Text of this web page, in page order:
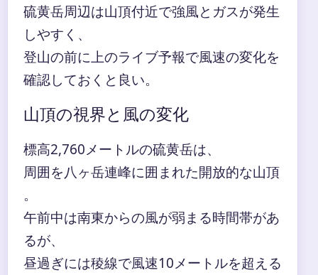
硫黄岳周辺は山頂付近で強風とガスが発生
しやすく、
登山の前に上のライブ予報で風速の変化を
確認しておくと良い。
山頂の視界と風の変化
標高2,760メートルの硫黄岳は、
周囲を八ヶ岳連峰に囲まれた開放的な山頂
。
午前中は南東からの風が弱まる時間帯があ
るが、
昼過ぎには稜線で風速10メートルを超える